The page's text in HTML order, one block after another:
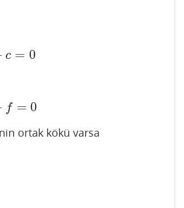
c = 0
c =0
f = 0
f =0
ortak kökü varsa